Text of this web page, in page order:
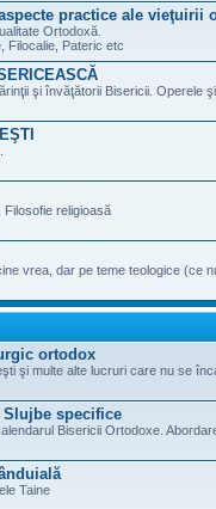
practice ale vieţuirii
Ortodoxă.
Filocalie, Pateric etc
şi învăţătorii Bisericii. Operele
Filosofie religioasă
vrea, dar pe teme teologice (ce
ortodox
şi multe alte lucruri care nu se
specifice
Bisericii Ortodoxe.
Taine